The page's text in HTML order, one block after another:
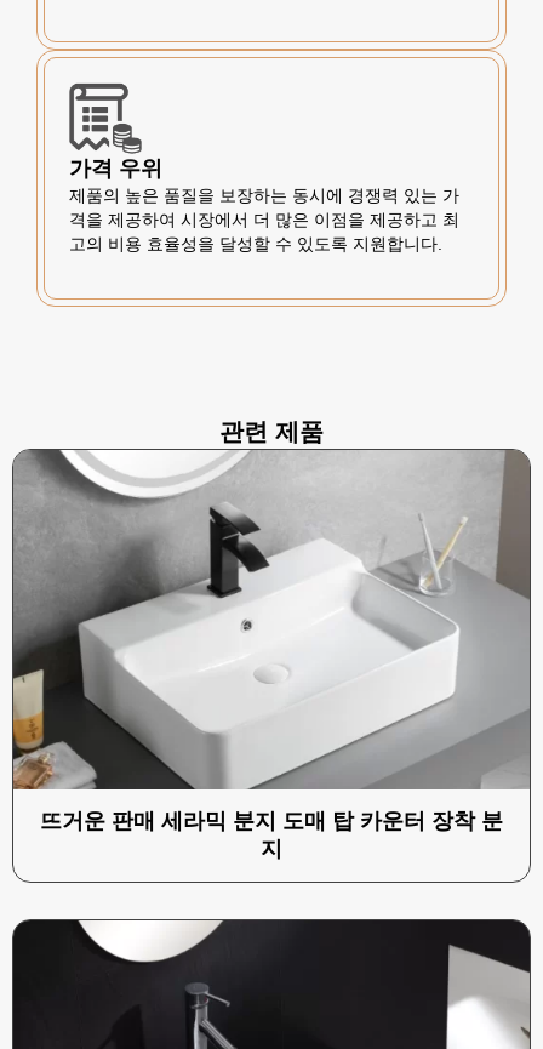
가격 우위
제품의 높은 품질을 보장하는 동시에 경쟁력 있는 가
격을 제공하여 시장에서 더 많은 이점을 제공하고 최
고의 비용 효율성을 달성할 수 있도록 지원합니다.
관련 제품
뜨거운 판매 세라믹 분지 도매 탑 카운터 장착 분
지